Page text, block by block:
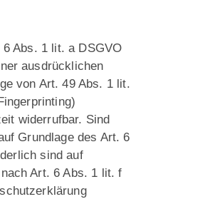
Abs. 1 lit. a DSGVO
ausdrücklichen
von Art. 49 Abs. 1 lit.
widerrufbar. Sind
Grundlage des Art. 6
sind auf
Art. 6 Abs. 1 lit. f